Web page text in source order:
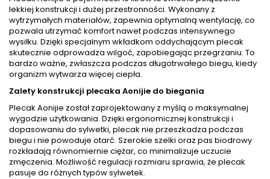
lekkiej konstrukcji i dużej przestronności. Wykonany z
wytrzymałych materiałów, zapewnia optymalną wentylację, co
pozwala utrzymać komfort nawet podczas intensywnego
wysiłku. Dzięki specjalnym wkładkom oddychającym plecak
skutecznie odprowadza wilgoć, zapobiegając przegrzaniu. To
bardzo ważne, zwłaszcza podczas długotrwałego biegu, kiedy
organizm wytwarza więcej ciepła.
Zalety konstrukcji plecaka Aonijie do biegania
Plecak Aonijie został zaprojektowany z myślą o maksymalnej
wygodzie użytkowania. Dzięki ergonomicznej konstrukcji i
dopasowaniu do sylwetki, plecak nie przeszkadza podczas
biegu i nie powoduje otarć. Szerokie szelki oraz pas biodrowy
rozkładają równomiernie ciężar, co minimalizuje uczucie
zmęczenia. Możliwość regulacji rozmiaru sprawia, że plecak
pasuje do różnych typów sylwetek.